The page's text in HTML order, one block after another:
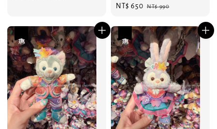
Sale
NT$ 650 Regular
NT$ 990